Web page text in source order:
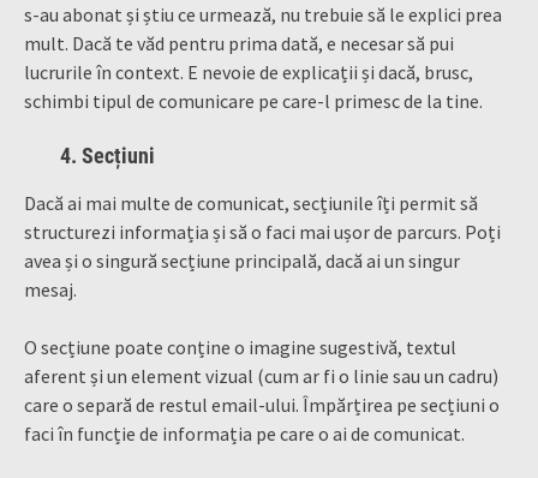
s-au abonat și știu ce urmează, nu trebuie să le explici prea
mult. Dacă te văd pentru prima dată, e necesar să pui
lucrurile în context. E nevoie de explicații și dacă, brusc,
schimbi tipul de comunicare pe care-l primesc de la tine.
4. Secțiuni
Dacă ai mai multe de comunicat, secțiunile îți permit să
structurezi informația și să o faci mai ușor de parcurs. Poți
avea și o singură secțiune principală, dacă ai un singur
mesaj.
O secțiune poate conține o imagine sugestivă, textul
aferent și un element vizual (cum ar fi o linie sau un cadru)
care o separă de restul email-ului. Împărțirea pe secțiuni o
faci în funcție de informația pe care o ai de comunicat.